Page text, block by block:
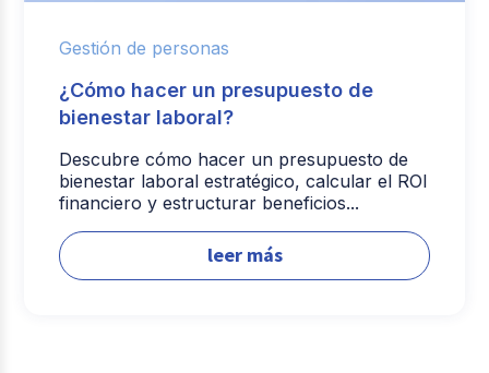
Gestión de personas
¿Cómo hacer un presupuesto de
bienestar laboral?
Descubre cómo hacer un presupuesto de
bienestar laboral estratégico, calcular el ROI
financiero y estructurar beneficios...
leer más